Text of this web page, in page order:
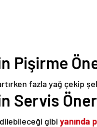
Pişirme
fazla yağ çekip
Servis
gibi yanında